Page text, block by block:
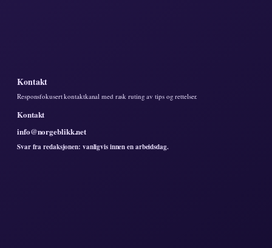
Kontakt
Responsfokusert kontaktkanal med rask ruting av tips og rettelser.
Kontakt
info@norgeblikk.net
Svar fra redaksjonen: vanligvis innen en arbeidsdag.